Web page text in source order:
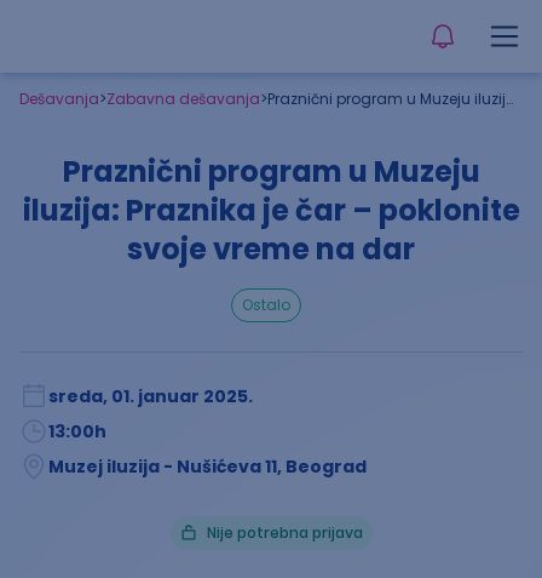
Dešavanja>Zabavna dešavanja> Praznični program u Muzeju iluzija: Praznika je čar – poklonite svoje vreme na dar
Praznični program u Muzeju
iluzija: Praznika je čar – poklonite
svoje vreme na dar
ostalo
sreda, 01. januar 2025.
13:00h
Muzej iluzija - Nušićeva 11, Beograd
Nije potrebna prijava